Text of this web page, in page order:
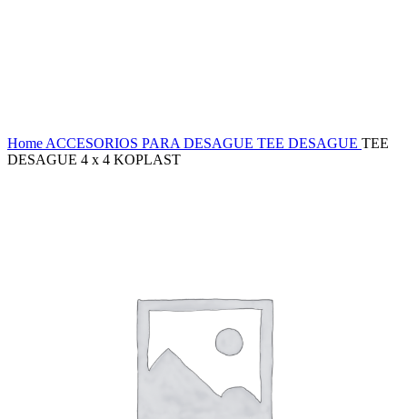
Home ACCESORIOS PARA DESAGUE TEE DESAGUE TEE
DESAGUE 4 x 4 KOPLAST